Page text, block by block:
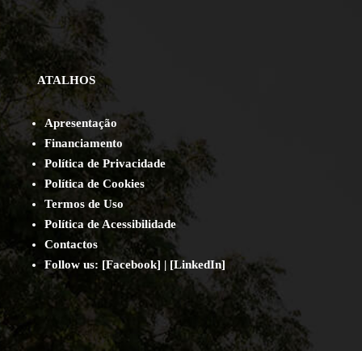
ATALHOS
Apresentação
Financiamento
Política de Privacidade
Política de Cookies
Termos de Uso
Política de Acessibilidade
Contactos
Follow us: [Facebook] | [LinkedIn]